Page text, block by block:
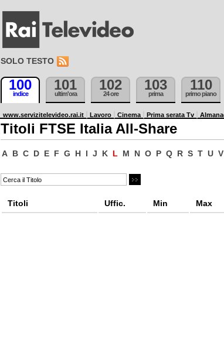
SOLO TESTO
100
indice
101
ultim'ora
102
24 ore
103
prima
110
primo piano
www.servizitelevideo.rai.it Lavoro Cinema Prima serata Tv
Titoli FTSE Italia All-Share
A B C D E F G H I J K L M N O P Q R S T U V
Titoli Uffic. Min Max